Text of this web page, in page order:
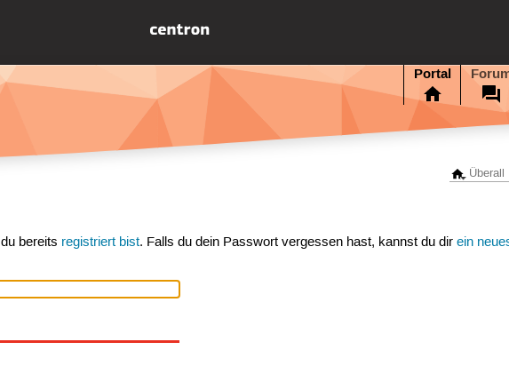
Portal
bereits registriert bist. Falls du dein Passwort vergessen hast, kannst du direin